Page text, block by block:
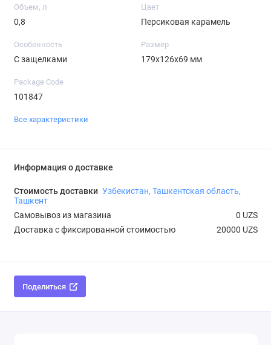
Объем, л
0,8
Цвет
Персиковая карамель
Особенность
С защелками
Размер
179х126х69 мм
Package Code
101847
Все характеристики
Информация о доставке
Стоимость доставки Узбекистан, Ташкентская область,
Ташкент
Самовывоз из магазина
0 UZS
Доставка с фиксированной стоимостью
20000 UZS
Поделиться